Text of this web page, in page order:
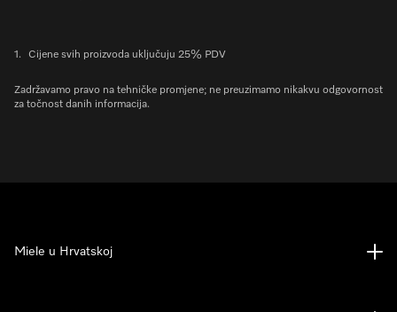
1. Cijene svih proizvoda uključuju 25% PDV
Zadržavamo pravo na tehničke promjene; ne preuzimamo nikakvu odgovornost
za točnost danih informacija.
Miele u Hrvatskoj